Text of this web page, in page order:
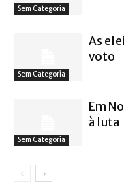
Sem Categoria
Sem Categoria
As
voto
Sem Categoria
Em
à luta